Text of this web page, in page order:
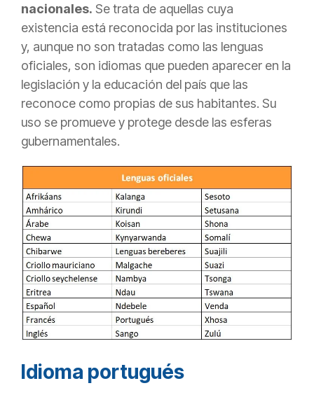
nacionales. Se trata de aquellas cuya
existencia está reconocida por las instituciones
y, aunque no son tratadas como las lenguas
oficiales, son idiomas que pueden aparecer en la
legislación y la educación del país que las
reconoce como propias de sus habitantes. Su
uso se promueve y protege desde las esferas
gubernamentales.
Idioma portugués